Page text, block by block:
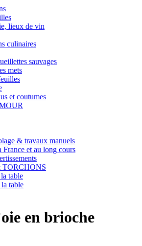
lieux de vin
culinaires
sauvages
mets
et coutumes
& travaux manuels
France et au long cours
TORCHONS
table
table
en brioche